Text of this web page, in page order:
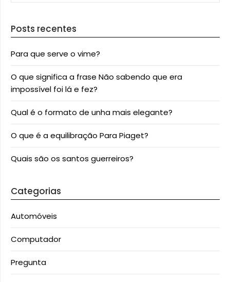
Posts recentes
Para que serve o vime?
O que significa a frase Não sabendo que era
impossível foi lá e fez?
Qual é o formato de unha mais elegante?
O que é a equilibração Para Piaget?
Quais são os santos guerreiros?
Categorias
Automóveis
Computador
Pregunta